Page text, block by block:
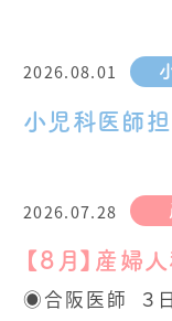
2026.08.01
小児科医師
2026.07.28
【８月】産婦
◉合阪医師 ３日